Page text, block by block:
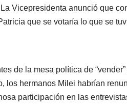
Vicepresidenta anunció que
que se votaría lo que se
de la mesa política de
los hermanos Milei habrían
participación en las